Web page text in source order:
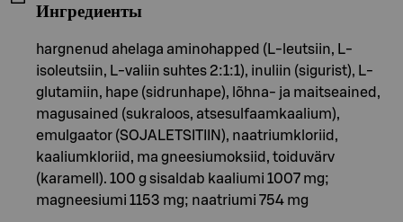
Ингредиенты
hargnenud ahelaga aminohapped (L-leutsiin, L-
isoleutsiin, L-valiin suhtes 2:1:1), inuliin (sigurist), L-
glutamiin, hape (sidrunhape), lõhna- ja maitseained,
magusained (sukraloos, atsesulfaamkaalium),
emulgaator (SOJALETSITIIN), naatriumkloriid,
kaaliumkloriid, ma gneesiumoksiid, toiduvärv
(karamell). 100 g sisaldab kaaliumi 1007 mg;
magneesiumi 1153 mg; naatriumi 754 mg